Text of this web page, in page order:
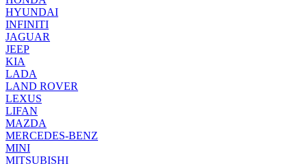
HYUNDAI
INFINITI
JAGUAR
JEEP
KIA
LADA
LAND ROVER
LEXUS
LIFAN
MAZDA
MERCEDES-BENZ
MINI
MITSUBISHI